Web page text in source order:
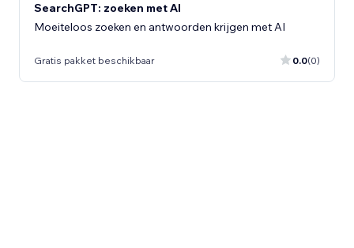
SearchGPT: zoeken met AI
Moeiteloos zoeken en antwoorden krijgen met AI
Gratis pakket beschikbaar 0.0(0)